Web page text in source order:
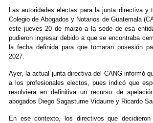
Las autoridades electas para la junta directiva y
Colegio de Abogados y Notarios de Guatemala
este jueves 20 de marzo a la sede de esa
pudieron ingresar debido a que se encontraba
la fecha definida para que tomaran posesión
2027.
Ayer, la actual junta directiva del CANG informó
a los profesionales electos, pues indicó que
resolviera en definitiva un recurso de
abogados Diego Sagastume Vidaurre y Ricardo
En ese contexto, los directivos que decidieron